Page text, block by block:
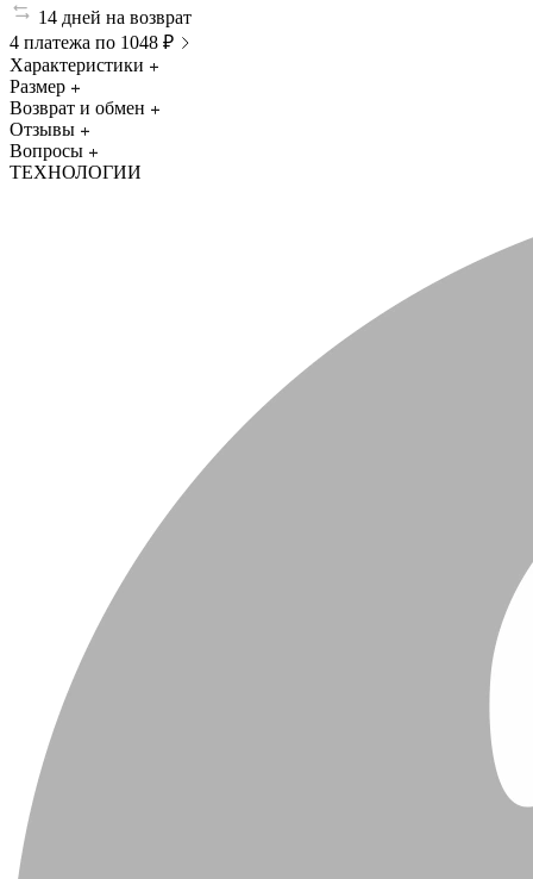
14 дней на возврат
4 платежа по 1048 ₽
Характеристики
Размер
Возврат и обмен
Отзывы
Вопросы
ТЕХНОЛОГИИ